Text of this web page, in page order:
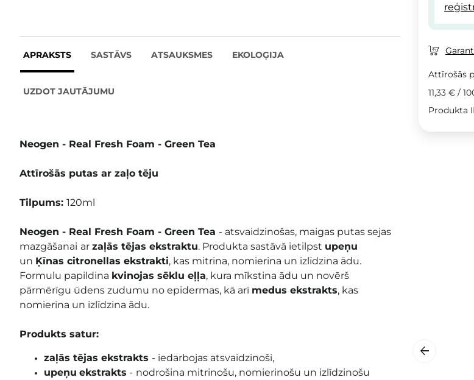
APRAKSTS SASTĀVS ATSAUKSMES EKOLOĢIJA
UZDOT JAUTĀJUMU
Neogen - Real Fresh Foam - Green Tea
Attīrošās putas ar zaļo tēju
Tilpums: 120ml
Neogen - Real Fresh Foam - Green Tea - atsvaidzinošas, maigas putas sejas
mazgāšanai ar zaļās tējas ekstraktu. Produkta sastāvā ietilpst upeņu
un Ķīnas citronellas ekstrakti, kas mitrina, nomierina un izlīdzina ādu.
Formulu papildina kvinojas sēklu eļļa, kura mīkstina ādu un novērš
pārmērīgu ūdens zudumu no epidermas, kā arī medus ekstrakts, kas
nomierina un izlīdzina ādu.
Produkts satur:
zaļās tējas ekstrakts - iedarbojas atsvaidzinoši,
upeņu ekstrakts - nodrošina mitrinošu, nomierinošu un izlīdzinošu
Attīrošās
11,33 € /
Produkta